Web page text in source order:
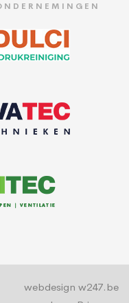
webdesign w247.be